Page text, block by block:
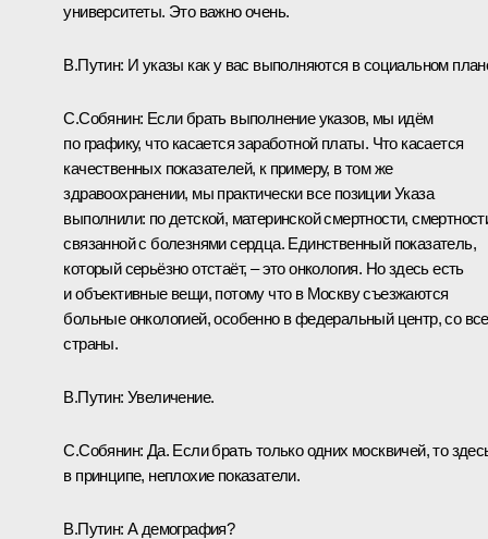
университеты. Это важно очень.
В.Путин: И указы как у вас выполняются в социальном
С.Собянин: Если брать выполнение указов, мы идём
по графику, что касается заработной платы. Что касается
качественных показателей, к примеру, в том же
здравоохранении, мы практически все позиции Указа
выполнили: по детской, материнской смертности,
связанной с болезнями сердца. Единственный показатель,
который серьёзно отстаёт, – это онкология. Но здесь есть
и объективные вещи, потому что в Москву съезжаются
больные онкологией, особенно в федеральный центр, со
страны.
В.Путин: Увеличение.
С.Собянин: Да. Если брать только одних москвичей, то
в принципе, неплохие показатели.
В.Путин: А демография?